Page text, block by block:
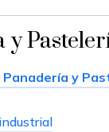
y
Panadería y